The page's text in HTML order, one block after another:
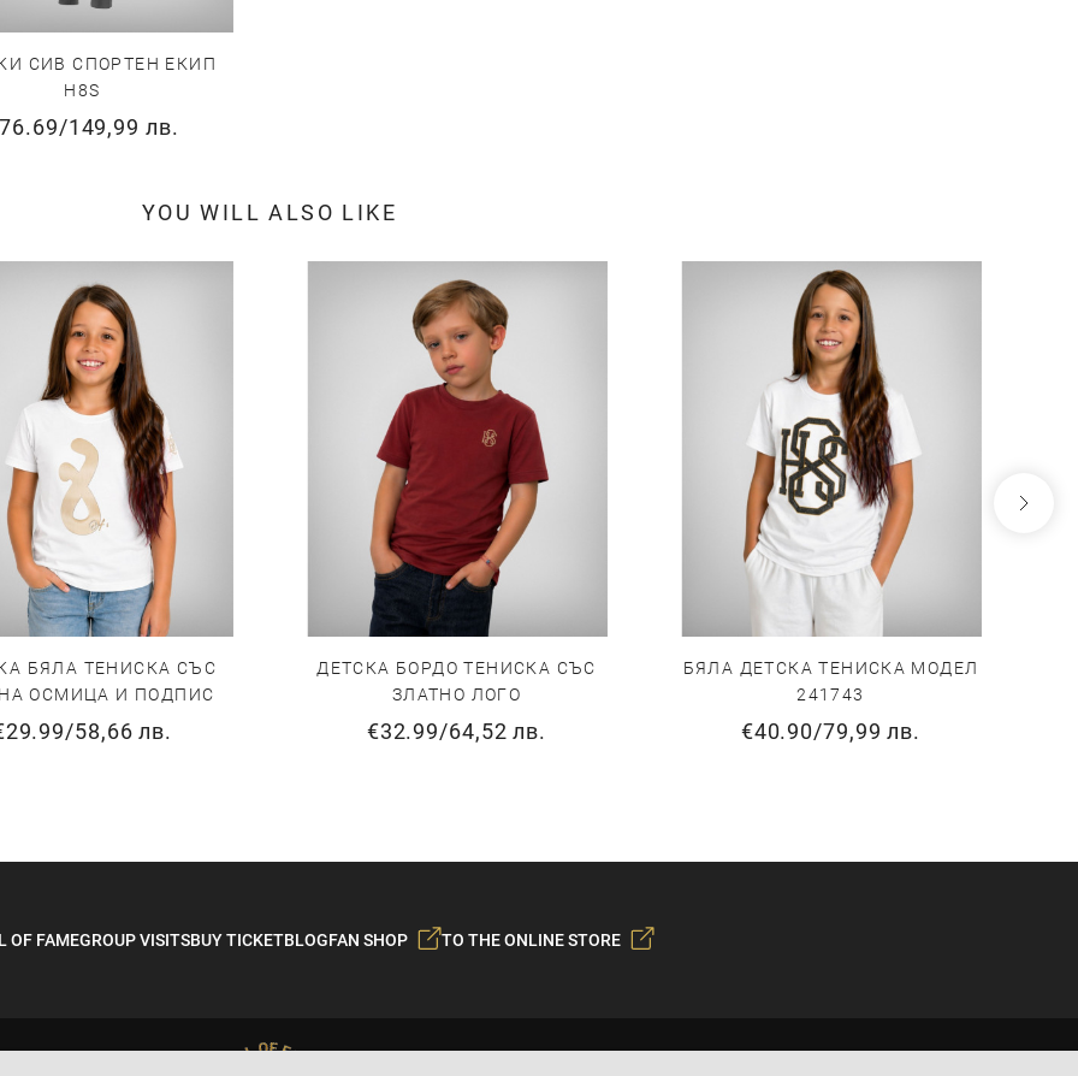
СИВ СПОРТЕН ЕКИП
H8S
/149,99 лв.
YOU WILL ALSO LIKE
БЯЛА ТЕНИСКА СЪС
ОСМИЦА И ПОДПИС
/58,66 лв.
ДЕТСКА БОРДО ТЕНИСКА СЪС
ЗЛАТНО ЛОГО
€32.99/64,52 лв.
БЯЛА ДЕТСКА ТЕНИСКА МОДЕЛ
241743
€40.90/79,99 лв.
OF FAMEGROUP VISITSBUY TICKETBLOGFAN SHOP TO THE ONLINE STORE